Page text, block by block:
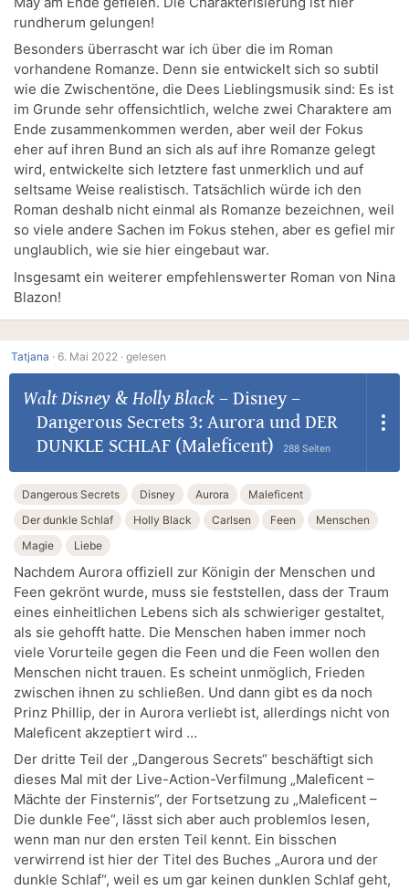
rundherum gelungen!
Besonders überrascht war ich über die im Roman
vorhandene Romanze. Denn sie entwickelt sich so subtil
wie die Zwischentöne, die Dees Lieblingsmusik sind: Es ist
im Grunde sehr offensichtlich, welche zwei Charaktere am
Ende zusammenkommen werden, aber weil der Fokus
eher auf ihren Bund an sich als auf ihre Romanze gelegt
wird, entwickelte sich letztere fast unmerklich und auf
seltsame Weise realistisch. Tatsächlich würde ich den
Roman deshalb nicht einmal als Romanze bezeichnen, weil
so viele andere Sachen im Fokus stehen, aber es gefiel mir
unglaublich, wie sie hier eingebaut war.
Insgesamt ein weiterer empfehlenswerter Roman von Nina
Blazon!
Tatjana · 6. Mai 2022 · gelesen
Walt Disney& Holly Black– Disney –
Dangerous Secrets 3: Aurora und DER
DUNKLE SCHLAF (Maleficent)
288 Seiten
Dangerous Secrets Disney Aurora
Maleficent
Der dunkle Schlaf
Holly Black Carlsen Feen
Menschen
Magie
Liebe
Nachdem Aurora offiziell zur Königin der Menschen und
Feen gekrönt wurde, muss sie feststellen, dass der Traum
eines einheitlichen Lebens sich als schwieriger gestaltet,
als sie gehofft hatte. Die Menschen haben immer noch
viele Vorurteile gegen die Feen und die Feen wollen den
Menschen nicht trauen. Es scheint unmöglich, Frieden
zwischen ihnen zu schließen. Und dann gibt es da noch
Prinz Phillip, der in Aurora verliebt ist, allerdings nicht von
Maleficent akzeptiert wird …
Der dritte Teil der „Dangerous Secrets“ beschäftigt sich
dieses Mal mit der Live-Action-Verfilmung „Maleficent –
Mächte der Finsternis“, der Fortsetzung zu „Maleficent –
Die dunkle Fee“, lässt sich aber auch problemlos lesen,
wenn man nur den ersten Teil kennt. Ein bisschen
verwirrend ist hier der Titel des Buches „Aurora und der
dunkle Schlaf“, weil es um gar keinen dunklen Schlaf geht,